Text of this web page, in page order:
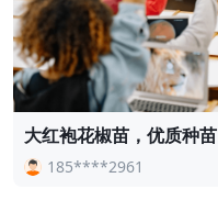
大红袍花椒苗，优质种
应。需要联系
185****2961